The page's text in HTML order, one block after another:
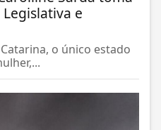
e
o único estado